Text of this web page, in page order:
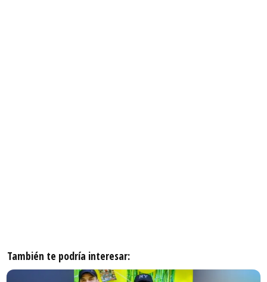
También te podría interesar: